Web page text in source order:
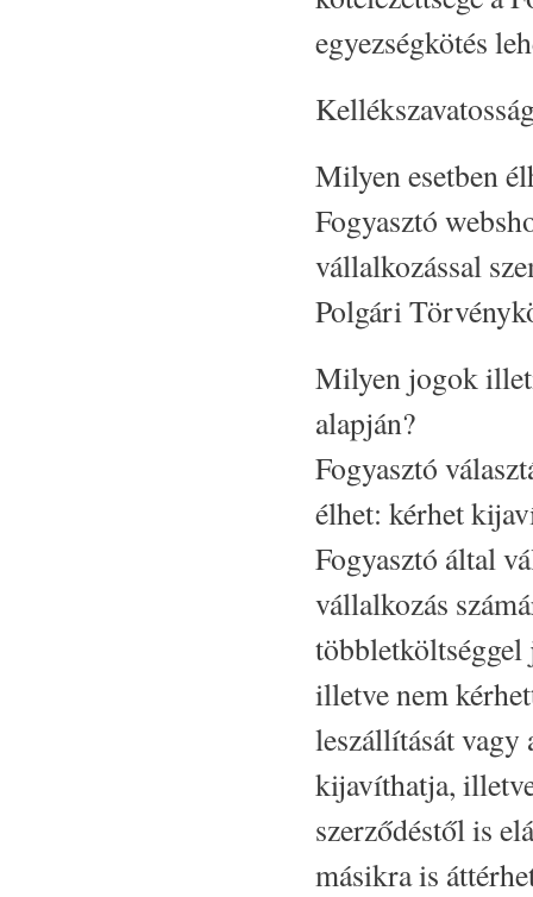
egyezségkötés
Milyen esetben
Fogyasztó
vállalkozással
Polgári
Milyen jogok
alapján?
Fogyasztó
élhet: kérhet
Fogyasztó által
vállalkozás
többletköltséggel
illetve nem
leszállítását vagy
kijavíthatja,
szerződéstől is
másikra is